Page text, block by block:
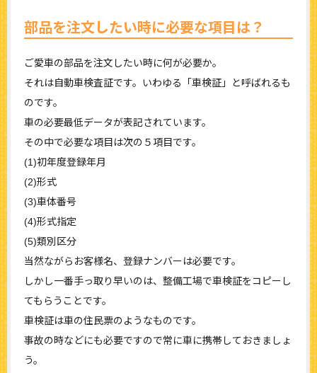
部品を注文したい時に必要な項目は？
ご愛車の部品を注文したい時に何が必要か。
それは自動車検査証です。いわゆる「車検証」と呼ばれるも
のです。
車の必要最低データが表記されています。
その中で必要な項目は次の５項目です。
(1)初年度登録年月
(2)形式
(3)車体番号
(4)形式指定
(5)類別区分
当然ながらお客様名、登録ナンバーは必要です。
しかし一番手っ取り早いのは、整備工場で車検証をコピーし
てもらうことです。
車検証は車の住民票のようなものです。
事故の時などにも必要ですので常に車に携帯しておきましょ
う。